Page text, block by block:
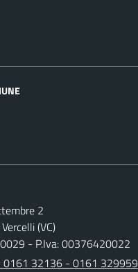
2
(VC)
- P.Iva: 00376420022
0161 32136 - 0161 329959